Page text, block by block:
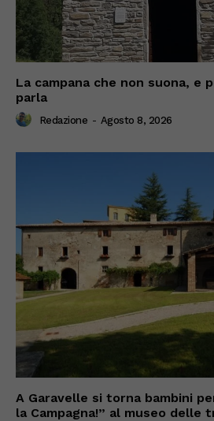
La campana che non suona, e
parla
Redazione - Agosto 8, 2026
A Garavelle si torna bambini
la Campagna!” al museo delle